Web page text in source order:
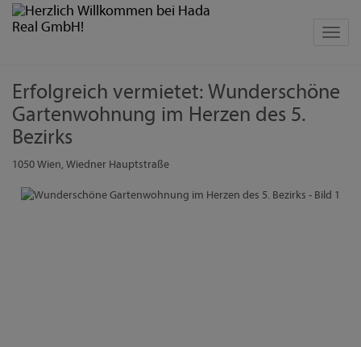
Erfolgreich vermietet: Wunderschöne
Gartenwohnung im Herzen des 5.
Bezirks
1050 Wien, Wiedner Hauptstraße